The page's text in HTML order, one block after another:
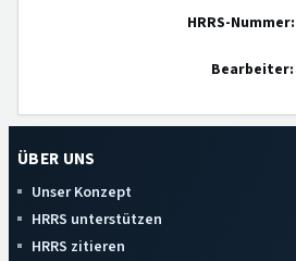
HRRS-Nummer:
Bearbeiter:
ÜBER UNS
Unser Konzept
HRRS unterstützen
HRRS zitieren